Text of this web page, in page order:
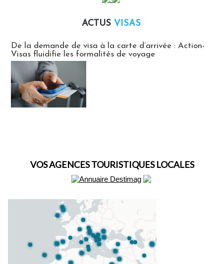
ACTUS VISAS
De la demande de visa à la carte d’arrivée : Action-
Visas fluidifie les formalités de voyage
VOS AGENCES TOURISTIQUES LOCALES